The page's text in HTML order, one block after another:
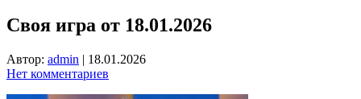
Своя игра от 18.01.2026
Автор: admin | 18.01.2026
Нет комментариев